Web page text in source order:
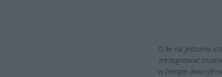
O ile na jedzeniu
zrezygnować
w tempie